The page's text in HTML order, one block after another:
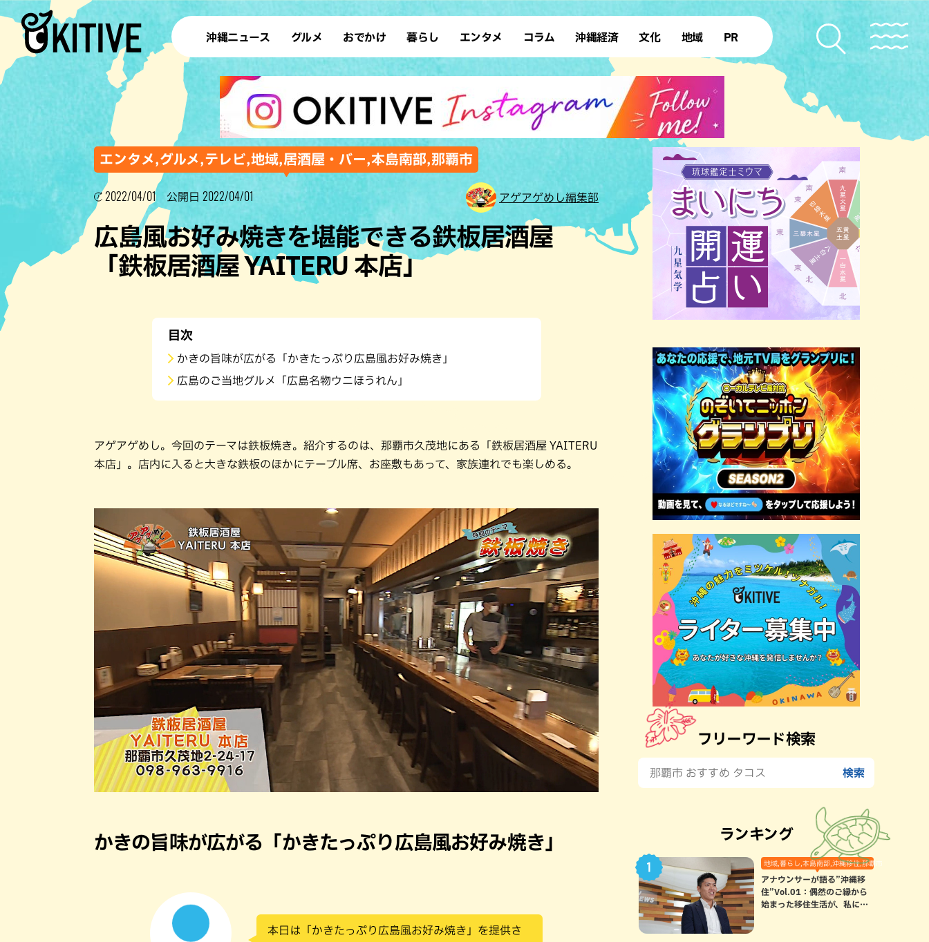
沖縄ニュース グルメ
ラーメン 沖縄そば
テイクアウト カフェ
すし・魚料理 和食・日本料理
沖縄料理 アジア・エスニック
洋食・西洋料理
ステーキ・焼肉 焼鳥・串料理
その他の肉料理 居酒屋・バー
ブッフェ・バイキング
おでかけ
デート ドライブ
散歩 ソロ活
歴史 体験
アート
ショッピング ホテル
サウナ 公園
沖縄の海
暮らし
レシピ SDGs
ファッション ローカルニュース
沖縄移住 沖縄旧暦行事
エンタメ
スポーツ 占い
タレント・芸人 テレビ
コラム 沖縄経済 文化
復帰50年
地域
本島北部
本島南部 先島諸島
北部離島
PR
エンタメ,グルメ,テレビ,地域,居酒屋・バー,本島南部,那覇市
2022/04/01 公開日 2022/04/01 アゲアゲめし編集部
広島風お好み焼きを堪能できる鉄板居酒屋
「鉄板居酒屋 YAITERU 本店」
目次
かきの旨味が広がる「かきたっぷり広島風お好み焼き」
広島のご当地グルメ「広島名物ウニほうれん」
アゲアゲめし。今回のテーマは鉄板焼き。紹介するのは、那覇市久茂地にある「鉄板居酒屋 YAITERU
本店」。店内に入ると大きな鉄板のほかにテーブル席、お座敷もあって、家族連れでも楽しめる。
かきの旨味が広がる「かきたっぷり広島風お好み焼き」
本日は「かきたっぷり広島風お好み焼き」を提供さ
フリーワード検索
ランキング
地域,暮らし,本島南部,沖縄移住,那覇市
アナウンサーが語る”沖縄移
住”Vol.01：偶然のご縁から
始まった移住生活が、私にと